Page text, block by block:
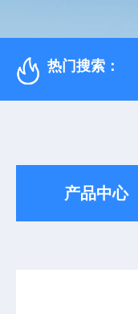
热门搜索：
产品中心